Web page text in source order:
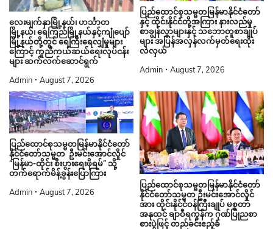
လေးမျက်နှာမြို့နယ်၊ ဟင်္သာတ
မြို့နယ်၊ ရေကြည်မြို့နယ်နှင့်ကျုံပျော်
မြို့နယ်တို့တွင် ရေကြီးရေလျှံမှုများ
ကြောင့် ကူညီကယ်ဆယ်ရေးလုပ်ငန်း
များ ဆက်လက်ဆောင်ရွက်
Admin August 7, 2026
ပြည်ထောင်စုသမ္မတမြန်မာနိုင်ငံတော်
နှင့် ထိုင်းနိုင်ငံတို့အကြား နားလည်မှု
စာချွန်လွှာများနှင့် သဘောတူစာချုပ်
များ အပြန်အလှန်လက်မှတ်ရေးထိုး
လဲလှယ်
Admin August 7, 2026
ပြည်ထောင်စုသမ္မတမြန်မာနိုင်ငံတော်
နိုင်ငံတော်သမ္မတ ဦးမင်းအောင်လှိုင်
“မြန်မာ-ထိုင်း စီးပွားရေးဖိုရမ်” သို့
တက်ရောက်မိန့်ခွန်းပြောကြား
Admin August 7, 2026
ပြည်ထောင်စုသမ္မတမြန်မာနိုင်ငံတော်
နိုင်ငံတော်သမ္မတ ဦးမင်းအောင်လှိုင်
အား ထိုင်းနိုင်ငံဝန်ကြီးချုပ် မစ္စတာ
အနုထင် ချာဝီရကွန်က ဂုဏ်ပြုညစာ
စားပွဲဖြင့် တည်ခင်းဧည့်ခံ